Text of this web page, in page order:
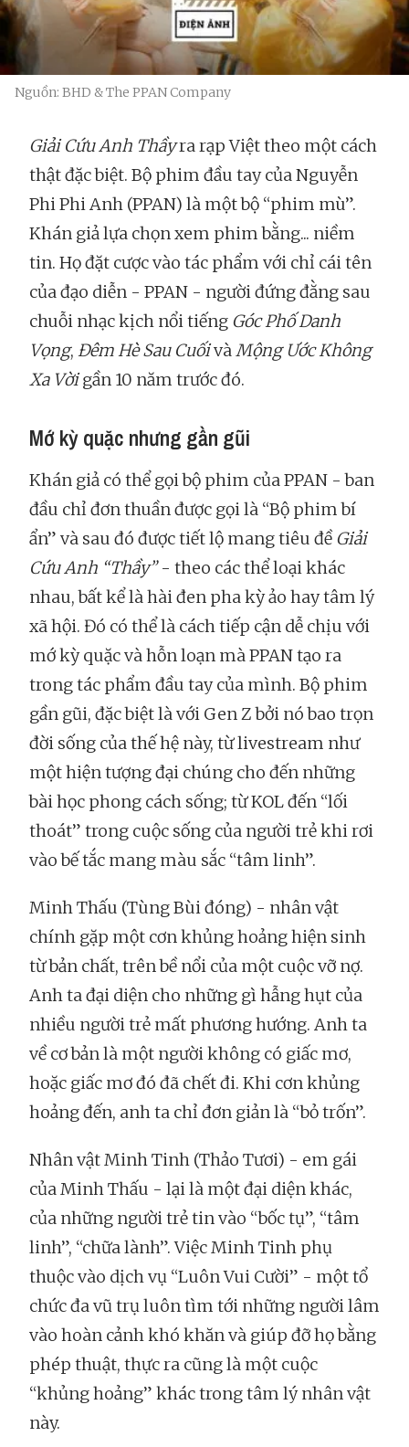
Nguồn: BHD & The PPAN Company
Giải Cứu Anh Thầyra rạp Việt theo một cách
thật đặc biệt. Bộ phim đầu tay của Nguyễn
Phi Phi Anh (PPAN) là một bộ “phim mù”.
Khán giả lựa chọn xem phim bằng... niềm
tin. Họ đặt cược vào tác phẩm với chỉ cái tên
của đạo diễn - PPAN - người đứng đằng sau
chuỗi nhạc kịch nổi tiếng Góc Phố Danh
Vọng, Đêm Hè Sau CuốivàMộng Ước Không
Xa Vờigần 10 năm trước đó.
Mớ kỳ quặc nhưng gần gũi
Khán giả có thể gọi bộ phim của PPAN - ban
đầu chỉ đơn thuần được gọi là “Bộ phim bí
ẩn” và sau đó được tiết lộ mang tiêu đề Giải
Cứu Anh “Thầy”- theo các thể loại khác
nhau, bất kể là hài đen pha kỳ ảo hay tâm lý
xã hội. Đó có thể là cách tiếp cận dễ chịu với
mớ kỳ quặc và hỗn loạn mà PPAN tạo ra
trong tác phẩm đầu tay của mình. Bộ phim
gần gũi, đặc biệt là với Gen Z bởi nó bao trọn
đời sống của thế hệ này, từ livestream như
một hiện tượng đại chúng cho đến những
bài học phong cách sống; từ KOL đến “lối
thoát” trong cuộc sống của người trẻ khi rơi
vào bế tắc mang màu sắc “tâm linh”.
Minh Thấu (Tùng Bùi đóng) - nhân vật
chính gặp một cơn khủng hoảng hiện sinh
từ bản chất, trên bề nổi của một cuộc vỡ nợ.
Anh ta đại diện cho những gì hẫng hụt của
nhiều người trẻ mất phương hướng. Anh ta
về cơ bản là một người không có giấc mơ,
hoặc giấc mơ đó đã chết đi. Khi cơn khủng
hoảng đến, anh ta chỉ đơn giản là “bỏ trốn”.
Nhân vật Minh Tinh (Thảo Tươi) - em gái
của Minh Thấu - lại là một đại diện khác,
của những người trẻ tin vào “bốc tụ”, “tâm
linh”, “chữa lành”. Việc Minh Tinh phụ
thuộc vào dịch vụ “Luôn Vui Cười” - một tổ
chức đa vũ trụ luôn tìm tới những người lâm
vào hoàn cảnh khó khăn và giúp đỡ họ bằng
phép thuật, thực ra cũng là một cuộc
“khủng hoảng” khác trong tâm lý nhân vật
này.